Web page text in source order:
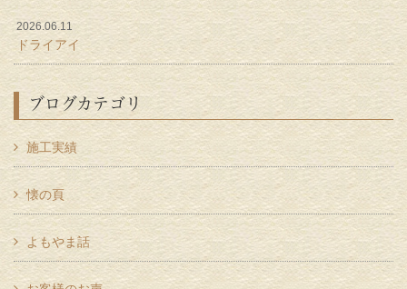
2026.06.11
ドライアイ
ブログカテゴリ
施工実績
懐の頁
よもやま話